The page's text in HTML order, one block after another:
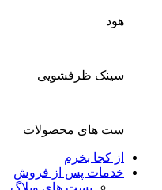
هود
سینک ظرفشویی
ست های محصولات
از کجا بخرم
خدمات پس از فروش
پست های وبلاگ